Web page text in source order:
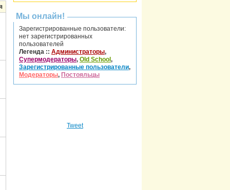
Мы онлайн!
Зарегистрированные пользователи:
нет зарегистрированных
пользователей
Легенда :: Администраторы,
Супермодераторы, Old School ,
Зарегистрированные пользователи,
Модераторы, Постояльцы
Tweet